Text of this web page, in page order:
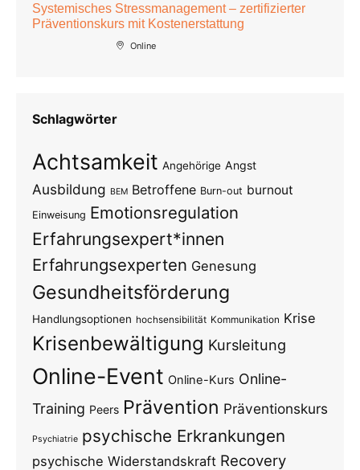
Systemisches Stressmanagement – zertifizierter
Präventionskurs mit Kostenerstattung
Online
Schlagwörter
Achtsamkeit Angehörige Angst
Ausbildung BEM Betroffene Burn-out burnout
Einweisung Emotionsregulation
Erfahrungsexpert*innen
Erfahrungsexperten Genesung
Gesundheitsförderung
Handlungsoptionen hochsensibilität Kommunikation Krise
Krisenbewältigung Kursleitung
Online-Event Online-Kurs Online-
Training Peers Prävention Präventionskurs
Psychiatrie psychische Erkrankungen
psychische Widerstandskraft Recovery